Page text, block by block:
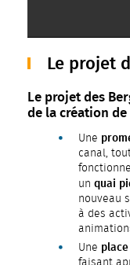
Le projet
Le projet des
de la création
Une
canal,
un quai
nouveau
à des
Une
faisant